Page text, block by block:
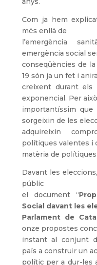
Com ja hem
més enllà de
l’emergència
emergència social
conseqüències de
19 són ja un fet i
creixent durant els
exponencial. Per
importantíssim
sorgeixin de les
adquireixin
polítiques valentes i
matèria de polítiques
Davant les
públic
el document “
Social davant les
Parlament de
onze propostes
instant al conjunt
país a construir un
polític per a dur-les